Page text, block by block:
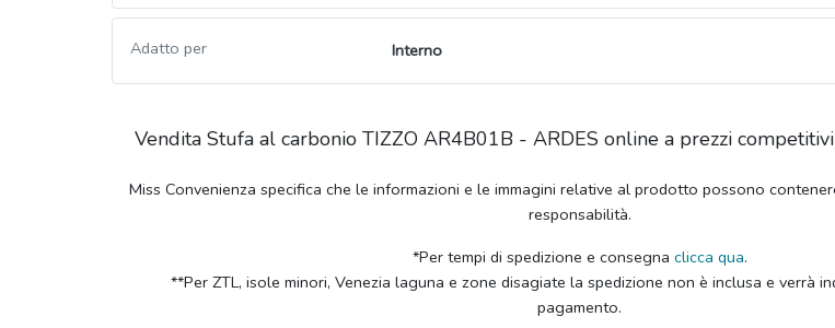
Adatto per Interno
Vendita Stufa al carbonio TIZZO AR4B01B - ARDES online a prezzi competitivi
Miss Convenienza specifica che le informazioni e le immagini relative al prodotto possono
responsabilità.
*Per tempi di spedizione e consegna clicca qua.
**Per ZTL, isole minori, Venezia laguna e zone disagiate la spedizione non è inclusa e verrà
pagamento.